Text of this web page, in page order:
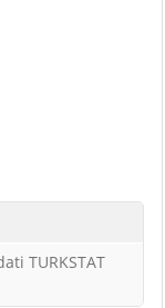
TURKSTAT